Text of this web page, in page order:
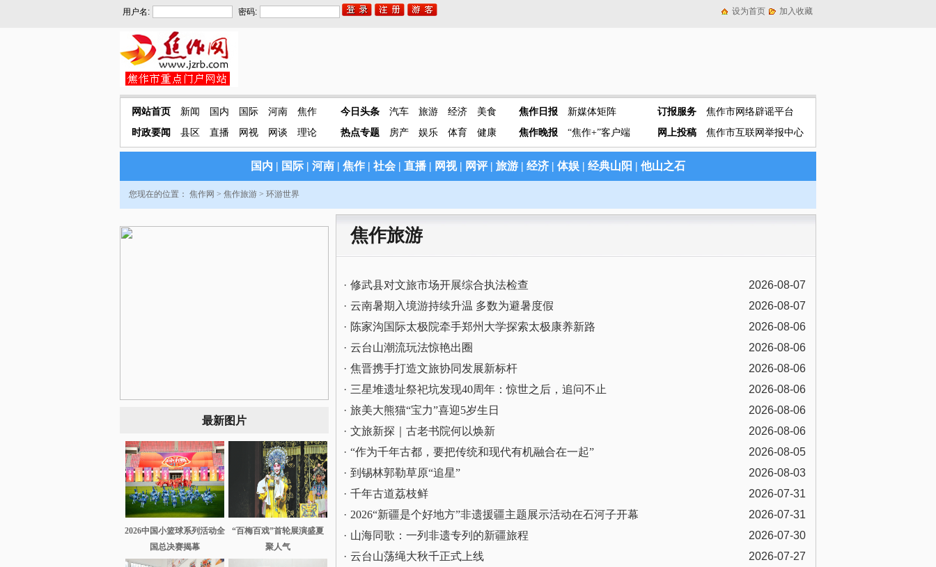
用户名: 密码: 设为首页 加入收藏
网站首页 新闻 国内 国际 河南
焦作
时政要闻
县区 直播 网视 网谈 理论
今日头条 汽车 旅游 经济
美食
热点专题
房产 娱乐 体育 健康
焦作日报
新媒体矩阵
焦作晚报
“焦作+”客户端
订报服务
焦作市网络辟谣平台
网上投稿
焦作市互联网举报中心
国内 | 国际 | 河南 | 焦作 | 社会 | 直播 | 网视| 网评| 旅游 | 经济 | 体娱 | 经典山阳 | 他山之石
您现在的位置： 焦作网 > 焦作旅游 > 环游世界
最新图片
2026中国小篮球系列活动全
国总决赛揭幕
“百梅百戏”首轮展演盛夏
聚人气
焦作旅游
· 修武县对文旅市场开展综合执法检查
2026-08-07
· 云南暑期入境游持续升温 多数为避暑度假
2026-08-07
· 陈家沟国际太极院牵手郑州大学探索太极康养新路
2026-08-06
· 云台山潮流玩法惊艳出圈
2026-08-06
· 焦晋携手打造文旅协同发展新标杆
2026-08-06
· 三星堆遗址祭祀坑发现40周年：惊世之后，追问不止
2026-08-06
· 旅美大熊猫“宝力”喜迎5岁生日
2026-08-06
· 文旅新探｜古老书院何以焕新
2026-08-06
· “作为千年古都，要把传统和现代有机融合在一起”
2026-08-05
· 到锡林郭勒草原“追星”
2026-08-03
· 千年古道荔枝鲜
2026-07-31
· 2026“新疆是个好地方”非遗援疆主题展示活动在石河子开幕
2026-07-31
· 山海同歌：一列非遗专列的新疆旅程
2026-07-30
· 云台山荡绳大秋千正式上线
2026-07-27